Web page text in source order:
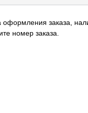
заказа,
номер заказа.